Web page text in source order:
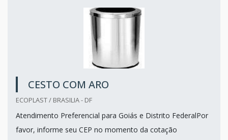
CESTO COM ARO
ECOPLAST / BRASILIA - DF
Atendimento Preferencial para Goiás e Distrito FederalPor
favor, informe seu CEP no momento da cotação